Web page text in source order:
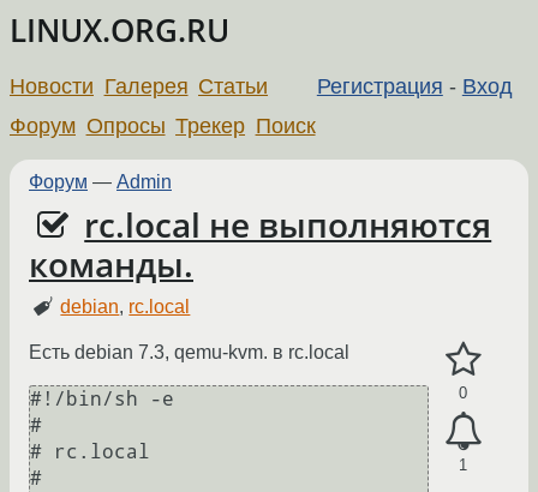
LINUX.ORG.RU
Регистрация - Вход
Новости Галерея Статьи
Форум Опросы Трекер Поиск
Форум — Admin
rc.local не выполняются
команды.
debian, rc.local
0
1
Есть debian 7.3, qemu-kvm. в rc.local
#!/bin/sh -e
#
# rc.local
#